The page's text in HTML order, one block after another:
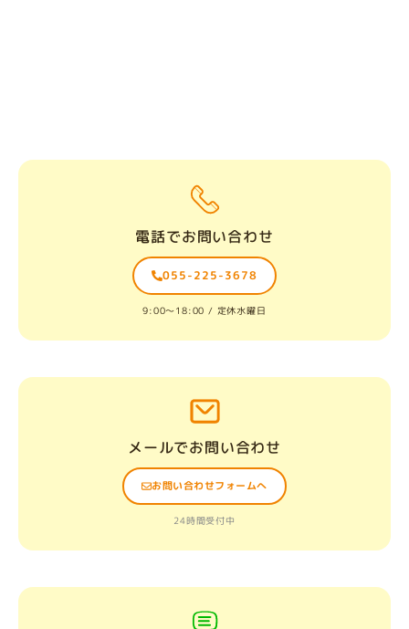
電話でお問い合わせ
055-225-3678
9:00〜18:00 / 定休水曜日
メールでお問い合わせ
お問い合わせフォームへ
24時間受付中